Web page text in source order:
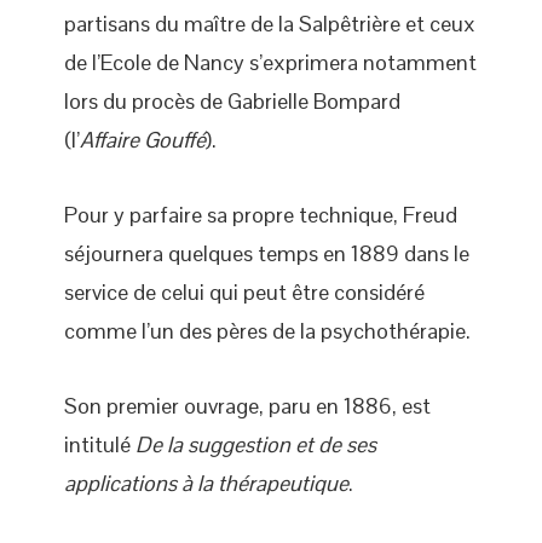
partisans du maître de la Salpêtrière et ceux
de l’Ecole de Nancy s’exprimera notamment
lors du procès de Gabrielle Bompard
(l’Affaire Gouffé).
Pour y parfaire sa propre technique, Freud
séjournera quelques temps en 1889 dans le
service de celui qui peut être considéré
comme l’un des pères de la psychothérapie.
Son premier ouvrage, paru en 1886, est
intitulé De la suggestion et de ses
applications à la thérapeutique.